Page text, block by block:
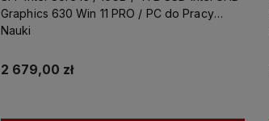
Graphics 630 Win 11 PRO / PC do Pracy
Nauki
2 679,00 zł